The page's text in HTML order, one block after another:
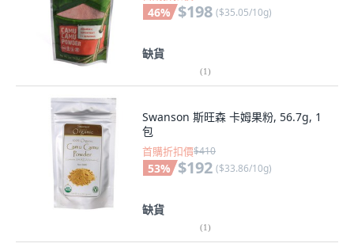
46% $198 ($35.05/10g)
缺貨
(1)
Swanson 斯旺森 卡姆果粉, 56.7g, 1
包
首購折扣價$410
53% $192 ($33.86/10g)
缺貨
(1)